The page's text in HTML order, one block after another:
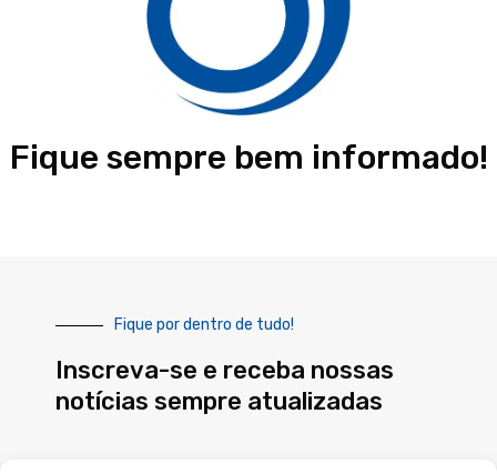
Fique sempre bem informado!
Fique por dentro de tudo!
Inscreva-se e receba nossas
notícias sempre atualizadas